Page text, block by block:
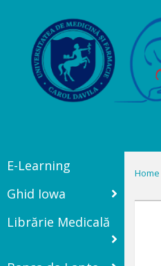
E-Learning
Ghid Iowa
Librărie Medicală
Home